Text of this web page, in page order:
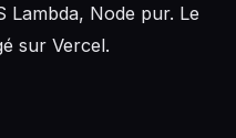
Lambda, Node pur. Le
sur Vercel.